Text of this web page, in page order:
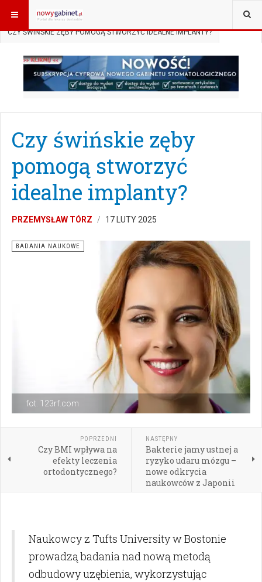
JESTEŚ TUTAJ: START
CZY ŚWIŃSKIE ZĘBY POMOGĄ STWORZYĆ IDEALNE IMPLANTY?
Czy świńskie zęby
pomogą stworzyć
idealne implanty?
PRZEMYSŁAW TÓRZ 17 LUTY 2025
fot. 123rf.com
BADANIA NAUKOWE
POPRZEDNI
Czy BMI wpływa na
efekty leczenia
ortodontycznego?
NASTĘPNY
Bakterie jamy ustnej a
ryzyko udaru mózgu –
nowe odkrycia
naukowców z Japonii
Naukowcy z Tufts University w Bostonie
prowadzą badania nad nową metodą
odbudowy uzębienia, wykorzystując